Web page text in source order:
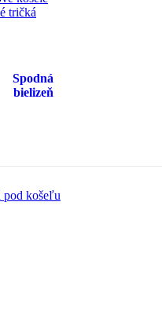
tričká
Spodná
bielizeň
košeľu